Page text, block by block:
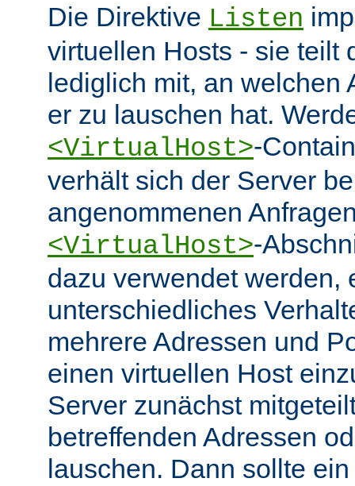
Die Direktive Listen
virtuellen Hosts - sie teilt
lediglich mit, an welchen
er zu lauschen hat.
<VirtualHost>-
verhält sich der Server
angenommenen
<VirtualHost>-
dazu verwendet werden,
unterschiedliches
mehrere Adressen und
einen virtuellen Host
Server zunächst
betreffenden Adressen
lauschen. Dann sollte